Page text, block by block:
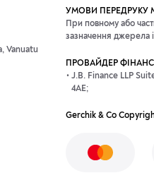
Vanuatu
УМОВИ ПЕРЕДРУКУ
При повному або
зазначення джерела
ПРОВАЙДЕР
J.B. Finance LLP
4AE;
Gerchik & Co